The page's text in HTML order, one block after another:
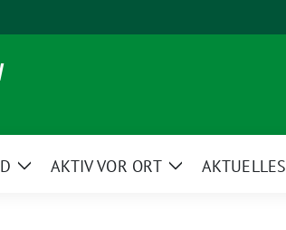
ZeigeAKTIV VOR ORT
ZeigeAKTUELLES